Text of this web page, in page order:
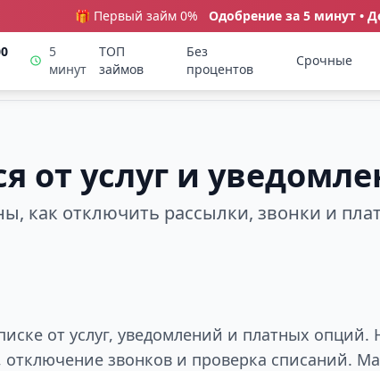
🎁 Первый займ 0% Одобрение за 5 минут •
5
минут
ТОП
займов
Без
процентов
Срочные
от услуг и
как отключить рассылки, звонки и
от услуг, уведомлений и платных
отключение звонков и проверка списаний.